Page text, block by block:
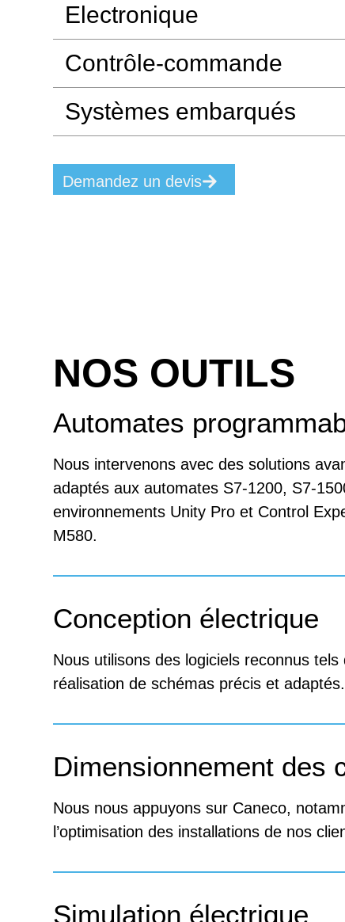
Electronique ​
Contrôle-commande​
Systèmes embarqués​
Demandez un devis
NOS OUTILS
Automates
Nous intervenons avec des solutions
adaptés aux automates S7-1200, S7-
environnements Unity Pro et Control
M580.
Conception électrique
Nous utilisons des logiciels reconnus
réalisation de schémas précis et adaptés.
Dimensionnement des
Nous nous appuyons sur Caneco,
l’optimisation des installations de nos
Simulation électrique